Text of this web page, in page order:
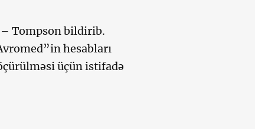
– Tompson bildirib.
hesabları
üçün istifadə